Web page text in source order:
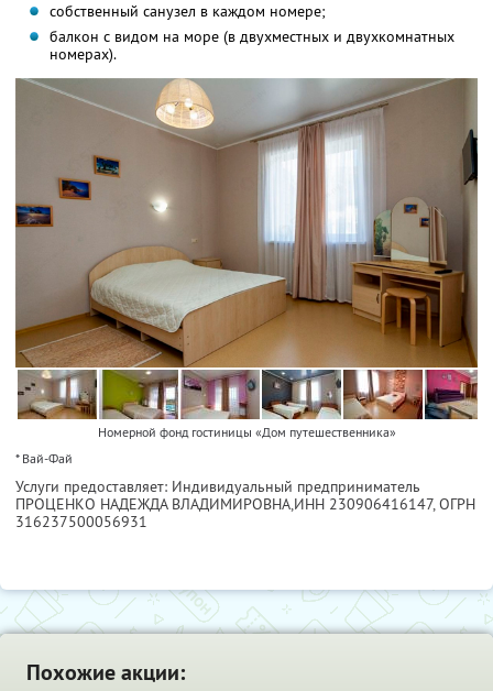
собственный санузел в каждом номере;
балкон с видом на море (в двухместных и двухкомнатных
номерах).
Номерной фонд гостиницы «Дом путешественника»
* Вай-Фай
Услуги предоставляет: Индивидуальный предприниматель
ПРОЦЕНКО НАДЕЖДА ВЛАДИМИРОВНА,ИНН 230906416147, ОГРН
316237500056931
Похожие акции: